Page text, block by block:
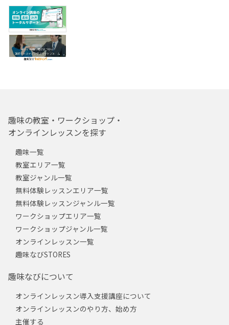
趣味の教室・ワークショップ・
オンラインレッスンを探す
趣味一覧
教室エリア一覧
教室ジャンル一覧
無料体験レッスンエリア一覧
無料体験レッスンジャンル一覧
ワークショップエリア一覧
ワークショップジャンル一覧
オンラインレッスン一覧
趣味なびSTORES
趣味なびについて
オンラインレッスン導入支援講座について
オンラインレッスンのやり方、始め方
主催する